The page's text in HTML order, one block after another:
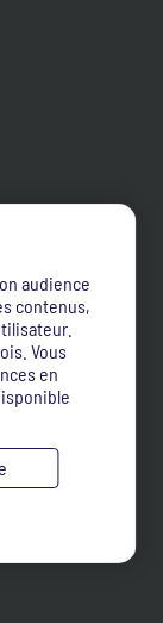
audience
contenus,
Vous
en